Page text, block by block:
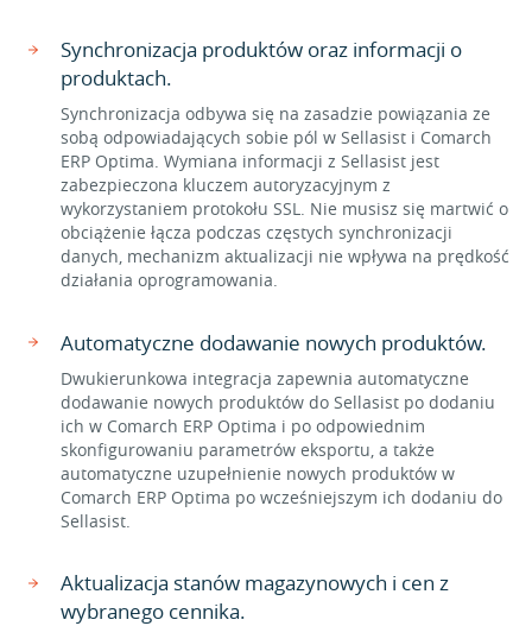
Synchronizacja produktów oraz informacji o
produktach.
Synchronizacja odbywa się na zasadzie powiązania ze
sobą odpowiadających sobie pól w Sellasist i Comarch
ERP Optima. Wymiana informacji z Sellasist jest
zabezpieczona kluczem autoryzacyjnym z
wykorzystaniem protokołu SSL. Nie musisz się martwić o
obciążenie łącza podczas częstych synchronizacji
danych, mechanizm aktualizacji nie wpływa na prędkość
działania oprogramowania.
Automatyczne dodawanie nowych produktów.
Dwukierunkowa integracja zapewnia automatyczne
dodawanie nowych produktów do Sellasist po dodaniu
ich w Comarch ERP Optima i po odpowiednim
skonfigurowaniu parametrów eksportu, a także
automatyczne uzupełnienie nowych produktów w
Comarch ERP Optima po wcześniejszym ich dodaniu do
Sellasist.
Aktualizacja stanów magazynowych i cen z
wybranego cennika.